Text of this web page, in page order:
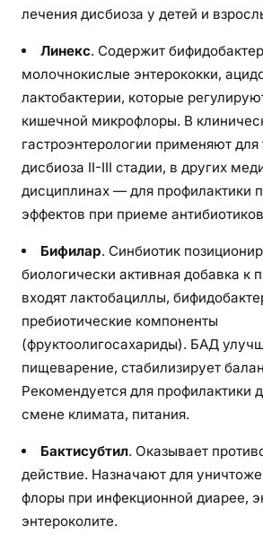
лечения дисбиоза у детей и
Линекс. Содержит
молочнокислые энтерококки,
лактобактерии, которые
кишечной микрофлоры. В
гастроэнтерологии применяют для
дисбиоза II-III стадии, в других
дисциплинах — для профилактики
эффектов при приеме
Бифилар. Синбиотик
биологически активная добавка к
входят лактобациллы,
пребиотические компоненты
(фруктоолигосахариды). БАД
пищеварение, стабилизирует
Рекомендуется для профилактики
смене климата, питания.
Бактисубтил. Оказывает
действие. Назначают для
флоры при инфекционной диарее,
энтероколите.